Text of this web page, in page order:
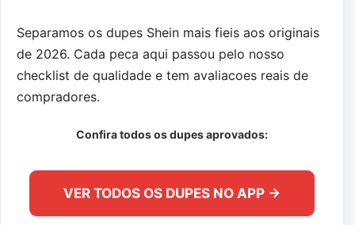
Separamos os dupes Shein mais fieis aos originais
de 2026. Cada peca aqui passou pelo nosso
checklist de qualidade e tem avaliacoes reais de
compradores.
Confira todos os dupes aprovados:
VER TODOS OS DUPES NO APP →